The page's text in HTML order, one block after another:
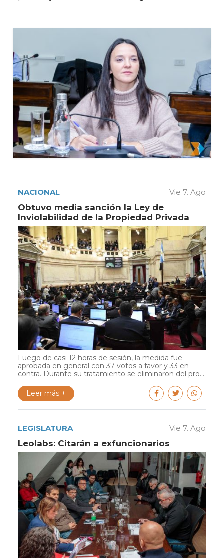
NACIONAL Vie 7. Ago
Obtuvo media sanción la Ley de
Inviolabilidad de la Propiedad Privada
Luego de casi 12 horas de sesión, la medida fue
aprobada en general con 37 votos a favor y 33 en
contra. Durante su tratamiento se eliminaron del pro...
Leer más +
LEGISLATURA Vie 7. Ago
Leolabs: Citarán a exfuncionarios